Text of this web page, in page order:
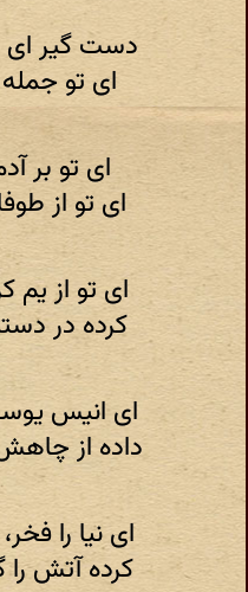
دست گیر
ای تو جمله
ای تو بر
ای تو از
ای تو از یم
کرده در
ای انیس
داده از
ای نیا را
کرده آتش را